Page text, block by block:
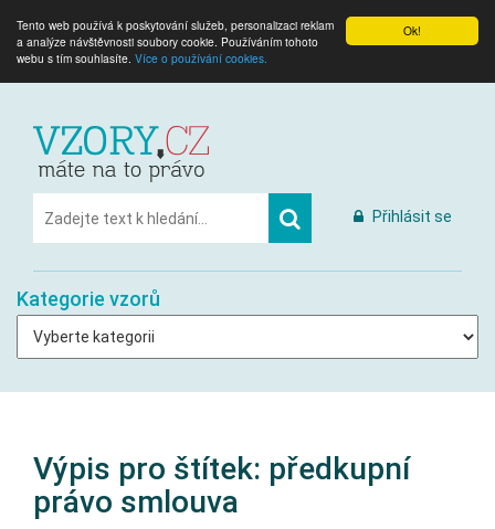
Ok!
Tento web používá k poskytování služeb, personalizaci reklam
a analýze návštěvnosti soubory cookie. Používáním tohoto
webu s tím souhlasíte. Více o používání cookies.
Přihlásit se
Kategorie vzorů
Výpis pro štítek: předkupní
právo smlouva